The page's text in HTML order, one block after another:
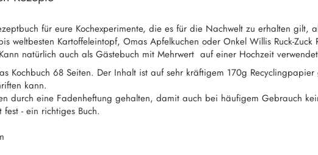
für eure Kochexperimente, die es für die Nachwelt zu erhalten gilt,
weltbesten Kartoffeleintopf, Omas Apfelkuchen oder Onkel Willis Ruck-
natürlich auch als Gästebuch mit Mehrwert auf einer Hochzeit
Kochbuch 68 Seiten. Der Inhalt ist auf sehr kräftigem 170g
kann.
durch eine Fadenheftung gehalten, damit auch bei häufigem Gebrauch
fest - ein richtiges Buch.